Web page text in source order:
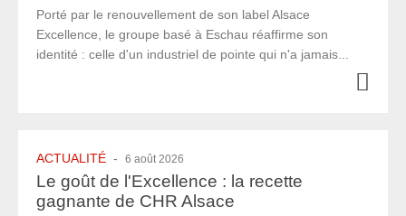
Porté par le renouvellement de son label Alsace
Excellence, le groupe basé à Eschau réaffirme son
identité : celle d'un industriel de pointe qui n'a jamais...
ACTUALITÉ - 6 août 2026
Le goût de l'Excellence : la recette
gagnante de CHR Alsace